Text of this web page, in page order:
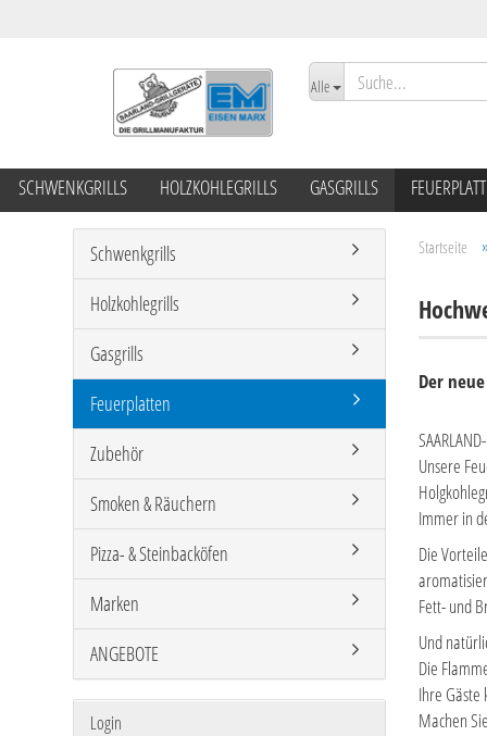
Alle
SCHWENKGRILLS HOLZKOHLEGRILLS GASGRILLS
Startseite
Der
Unsere
Immer in
Die
Fett- und
Und
Die
Ihre
Machen
Schwenkgrills
Holzkohlegrills
Gasgrills
Feuerplatten
Zubehör
Smoken & Räuchern
Pizza- & Steinbacköfen
Marken
ANGEBOTE
Login